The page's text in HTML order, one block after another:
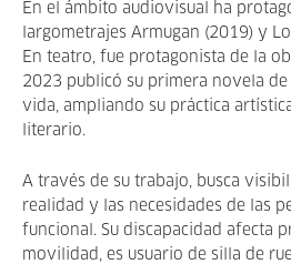
En el ámbito audiovisual ha
largometrajes Armugan (2019) y
En teatro, fue protagonista de la
2023 publicó su primera novela
vida, ampliando su práctica
literario.
A través de su trabajo, busca
realidad y las necesidades de las
funcional. Su discapacidad afecta
movilidad, es usuario de silla de